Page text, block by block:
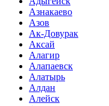
Азнакаево
Азов
Ак-Довурак
Аксай
Алагир
Алапаевск
Алатырь
Алдан
Алейск